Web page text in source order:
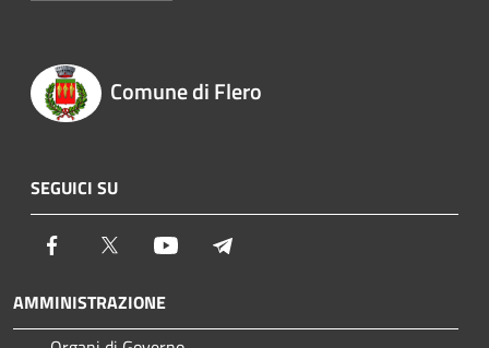
Comune di Flero
SEGUICI SU
Facebook Twitter Youtube
AMMINISTRAZIONE